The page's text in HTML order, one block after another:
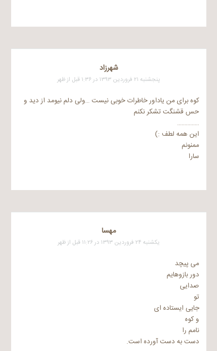
شهرزاد
پنجشنبه ۲۱ فروردین ۱۳۹۳ در ۱:۳۶ قبل از ظهر
کوه برای من یاداور خاطرات خوبی نیست …ولی دلم نیومد از دید و
حس قشنگت تشکر نکنم
……………
این همه لطف :)
ممنونم
سارا
مهسا
یکشنبه ۲۴ فروردین ۱۳۹۳ در ۱۱:۲۶ قبل از ظهر
می پیچد
دور بازوهایم
صدایی
تو
جایی ایستاده ای
و کوه
نامم را
دست به دست آورده است.